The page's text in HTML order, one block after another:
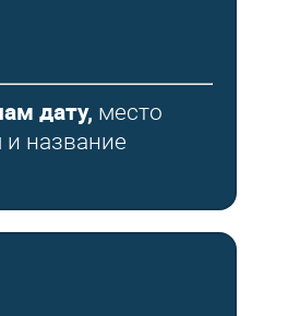
дату, место
название